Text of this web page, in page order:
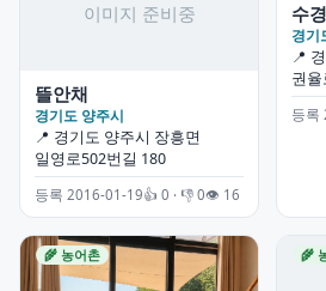
뜰안채
경기도 양주시
📍 경기도 양주시 장흥면
일영로502번길 180
등록 2016-01-19👍 0 · 👎 0👁 16
수
경기
📍
권율
등록
🌾 농어촌 🌾